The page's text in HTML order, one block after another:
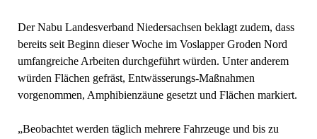
Der Nabu Landesverband Niedersachsen beklagt zudem, dass
bereits seit Beginn dieser Woche im Voslapper Groden Nord
umfangreiche Arbeiten durchgeführt würden. Unter anderem
würden Flächen gefräst, Entwässerungs-Maßnahmen
vorgenommen, Amphibienzäune gesetzt und Flächen markiert.
„Beobachtet werden täglich mehrere Fahrzeuge und bis zu